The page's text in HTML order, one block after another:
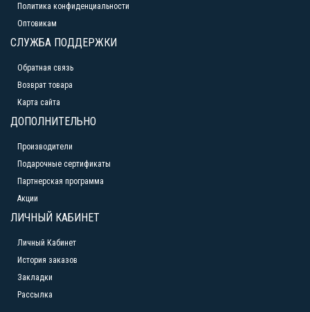
Политика конфиденциальности
Оптовикам
СЛУЖБА ПОДДЕРЖКИ
Обратная связь
Возврат товара
Карта сайта
ДОПОЛНИТЕЛЬНО
Производители
Подарочные сертификаты
Партнерская программа
Акции
ЛИЧНЫЙ КАБИНЕТ
Личный Кабинет
История заказов
Закладки
Рассылка